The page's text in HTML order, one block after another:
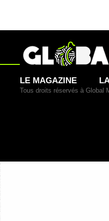
LE MAGAZINE
Tous droits réservés à Global